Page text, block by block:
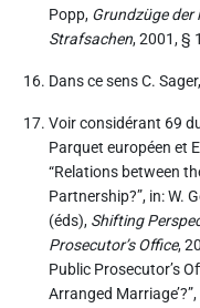
Popp, Grundzüge der
Strafsachen, 2001, §
Dans ce sens C. Sager,
Voir considérant 69
Parquet européen et
“Relations between
Partnership?”, in: W.
(éds), Shifting
Prosecutor’s Office,
Public Prosecutor’s
Arranged